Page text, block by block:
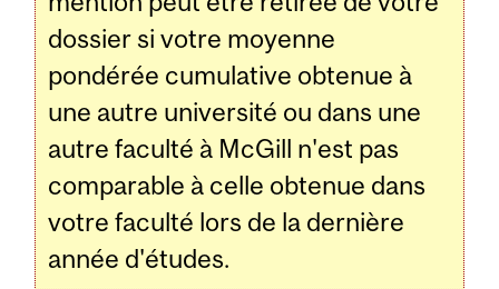
dossier si votre moyenne
pondérée cumulative obtenue à
une autre université ou dans une
autre faculté à McGill n'est pas
comparable à celle obtenue dans
votre faculté lors de la dernière
année d'études.